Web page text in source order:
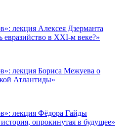
лекция Алексея Дзерманта
в XXI-м веке?»
лекция Бориса Межуева о
Атлантиды»
лекция Фёдора Гайды
опрокинутая в будущее»